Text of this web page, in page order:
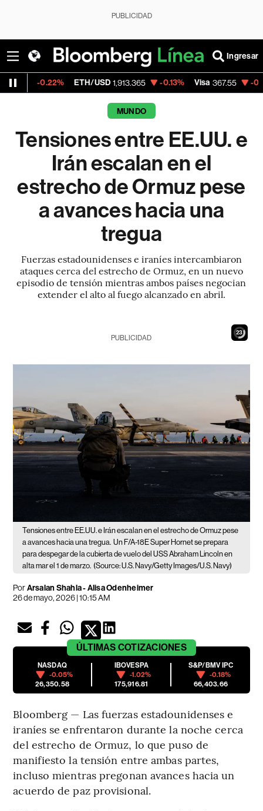
PUBLICIDAD
Ingresar
ETH/USD 1,913.365 -0.13% Visa 367.55 -0.27%
MUNDO
Tensiones entre EE.UU. e
Irán escalan en el
estrecho de Ormuz pese
a avances hacia una
tregua
Fuerzas estadounidenses e iraníes intercambiaron
ataques cerca del estrecho de Ormuz, en un nuevo
episodio de tensión mientras ambos países negocian
extender el alto al fuego alcanzado en abril.
21
PUBLICIDAD
Tensiones entre EE.UU. e Irán escalan en el estrecho de Ormuz pese
a avances hacia una tregua. Un F/A-18E Super Hornet se prepara
para despegar de la cubierta de vuelo del USS Abraham Lincoln en
alta mar el 1 de marzo. (Source: U.S. Navy/Getty Images/U.S. Navy)
PorArsalan Shahla - Alisa Odenheimer
26 de mayo, 2026 | 10:15 AM
ÚLTIMAS COTIZACIONES
NASDAQ
-0.05%
26,350.58
IBOVESPA
-1.02%
175,916.81
S&P/BMV IPC
-0.18%
66,403.66
Bloomberg — Las fuerzas estadounidenses e
iraníes se enfrentaron durante la noche cerca
del estrecho de Ormuz, lo que puso de
manifiesto la tensión entre ambas partes,
incluso mientras pregonan avances hacia un
acuerdo de paz provisional.